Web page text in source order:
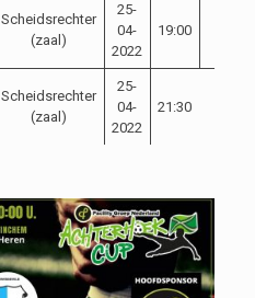
Scheidsrechter
(zaal)
25-
04-
2022
19:00
Scheidsrechter
(zaal)
25-
04-
2022
21:30